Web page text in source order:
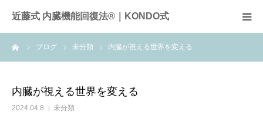
近藤式 内臓機能回復法®｜KONDO式
ブログ 未分類 内臓が視える世界を変える
内臓が視える世界を変える
2024.04.8 未分類
近藤式内臓機能回復法とは